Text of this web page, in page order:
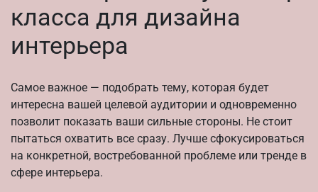
класса для дизайна
интерьера
Самое важное — подобрать тему, которая будет
интересна вашей целевой аудитории и одновременно
позволит показать ваши сильные стороны. Не стоит
пытаться охватить все сразу. Лучше сфокусироваться
на конкретной, востребованной проблеме или тренде в
сфере интерьера.